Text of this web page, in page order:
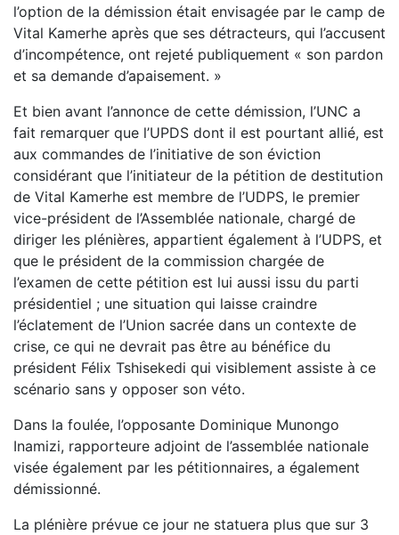
l’option de la démission était envisagée par le camp de
Vital Kamerhe après que ses détracteurs, qui l’accusent
d’incompétence, ont rejeté publiquement « son pardon
et sa demande d’apaisement. »
Et bien avant l’annonce de cette démission, l’UNC a
fait remarquer que l’UPDS dont il est pourtant allié, est
aux commandes de l’initiative de son éviction
considérant que l’initiateur de la pétition de destitution
de Vital Kamerhe est membre de l’UDPS, le premier
vice-président de l’Assemblée nationale, chargé de
diriger les plénières, appartient également à l’UDPS, et
que le président de la commission chargée de
l’examen de cette pétition est lui aussi issu du parti
présidentiel ; une situation qui laisse craindre
l’éclatement de l’Union sacrée dans un contexte de
crise, ce qui ne devrait pas être au bénéfice du
président Félix Tshisekedi qui visiblement assiste à ce
scénario sans y opposer son véto.
Dans la foulée, l’opposante Dominique Munongo
Inamizi, rapporteure adjoint de l’assemblée nationale
visée également par les pétitionnaires, a également
démissionné.
La plénière prévue ce jour ne statuera plus que sur 3